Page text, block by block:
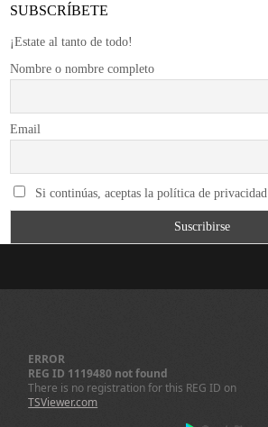
SUBSCRÍBETE
¡Estate al tanto de todo!
Nombre o nombre completo
Email
Si continúas, aceptas la política de privacidad
ERROR
REG ID 1119480 not found
There is no registration for this REG ID on
TSViewer.com